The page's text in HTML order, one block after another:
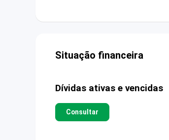
Situação financeira
Dívidas ativas e vencidas
Consultar